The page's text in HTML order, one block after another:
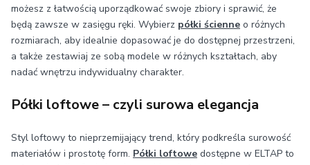
możesz z łatwością uporządkować swoje zbiory i sprawić, że
będą zawsze w zasięgu ręki. Wybierz półki ścienne o różnych
rozmiarach, aby idealnie dopasować je do dostępnej przestrzeni,
a także zestawiaj ze sobą modele w różnych kształtach, aby
nadać wnętrzu indywidualny charakter.
Półki loftowe – czyli surowa elegancja
Styl loftowy to nieprzemijający trend, który podkreśla surowość
materiałów i prostotę form. Półki loftowe dostępne w ELTAP to